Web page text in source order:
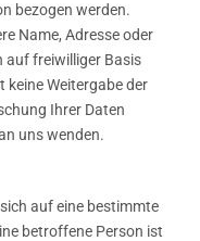
bezogen werden.
Name, Adresse oder
auf freiwilliger Basis
keine Weitergabe der
Ihrer Daten
uns wenden.
auf eine bestimmte
betroffene Person ist